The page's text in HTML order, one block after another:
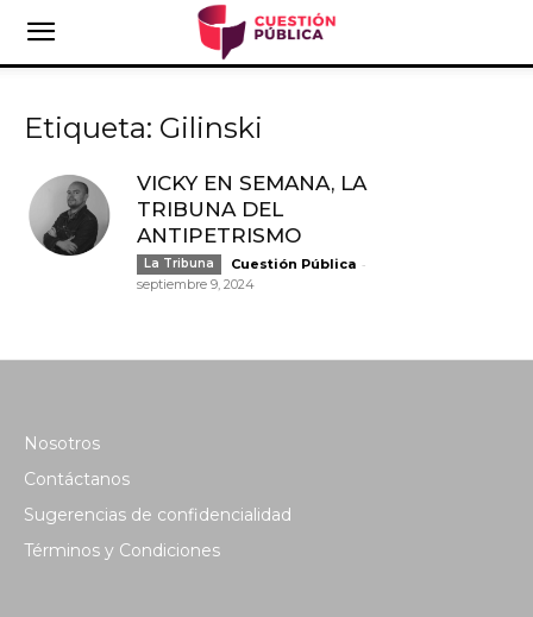
Etiqueta: Gilinski
VICKY EN SEMANA, LA
TRIBUNA DEL
ANTIPETRISMO
La Tribuna Cuestión Pública -
septiembre 9, 2024
Nosotros
Contáctanos
Sugerencias de confidencialidad
Términos y Condiciones